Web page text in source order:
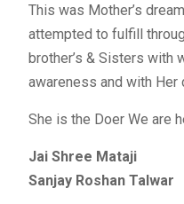
This was Mother’s
attempted to fulfill
brother’s & Sisters with
awareness and with
She is the Doer We are
Jai Shree Mataji
Sanjay Roshan Talwar